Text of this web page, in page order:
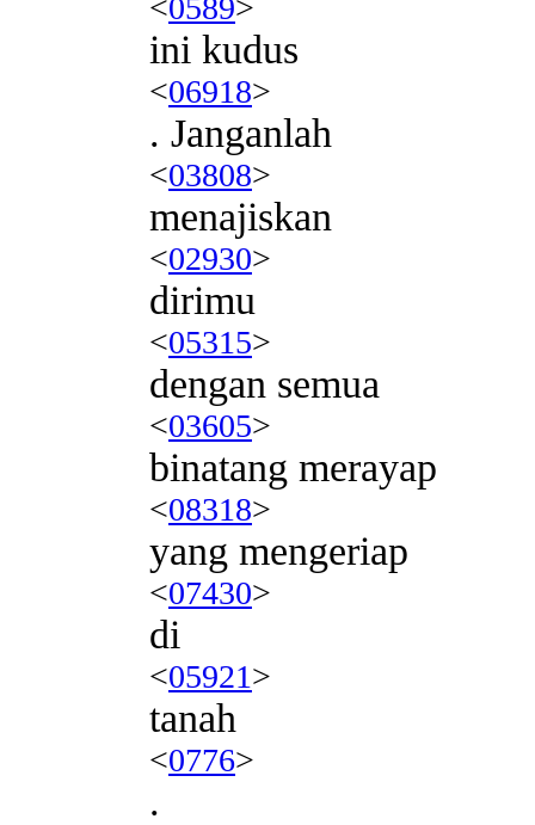
<0589>
ini kudus
<06918>
. Janganlah
<03808>
menajiskan
<02930>
dirimu
<05315>
dengan semua
<03605>
binatang merayap
<08318>
yang mengeriap
<07430>
di
<05921>
tanah
<0776>
.